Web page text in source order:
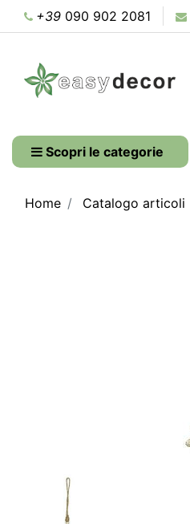
+39 090 902 2081
Scopri le categorie
Home Catalogo articoli